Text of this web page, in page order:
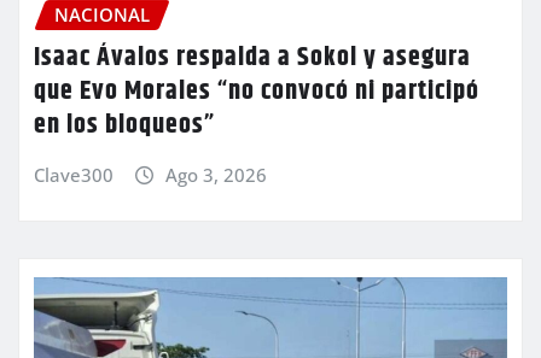
NACIONAL
Isaac Ávalos respalda a Sokol y asegura
que Evo Morales “no convocó ni participó
en los bloqueos”
Clave300 Ago 3, 2026